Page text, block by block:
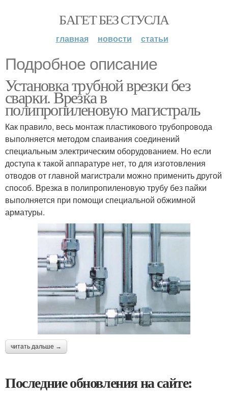
БАГЕТ БЕЗ СТУСЛА
главная новости статьи
Подробное описание
Установка трубной врезки без
сварки. Врезка в
полипропиленовую магистраль
Как правило, весь монтаж пластикового трубопровода
выполняется методом спаивания соединений
специальным электрическим оборудованием. Но если
доступа к такой аппаратуре нет, то для изготовления
отводов от главной магистрали можно применить другой
способ. Врезка в полипропиленовую трубу без пайки
выполняется при помощи специальной обжимной
арматуры.
читать дальше →
Последние обновления на сайте: